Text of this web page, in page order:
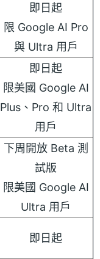
即日起
限 Google AI Pro
與 Ultra 用戶
即日起
限美國 Google AI
Plus、Pro 和 Ultra
用戶
下周開放 Beta 測
試版
限美國 Google AI
Ultra 用戶
即日起